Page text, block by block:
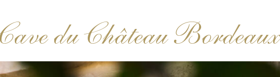
du Château Bordeaux